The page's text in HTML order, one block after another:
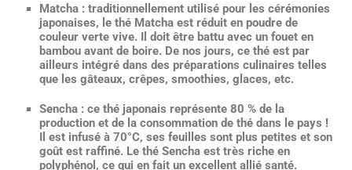
Matcha : traditionnellement utilisé pour les cérémonies
japonaises, le thé Matcha est réduit en poudre de
couleur verte vive. Il doit être battu avec un fouet en
bambou avant de boire. De nos jours, ce thé est par
ailleurs intégré dans des préparations culinaires telles
que les gâteaux, crêpes, smoothies, glaces, etc.
Sencha : ce thé japonais représente 80 % de la
production et de la consommation de thé dans le pays !
Il est infusé à 70°C, ses feuilles sont plus petites et son
goût est raffiné. Le thé Sencha est très riche en
polyphénol, ce qui en fait un excellent allié santé.